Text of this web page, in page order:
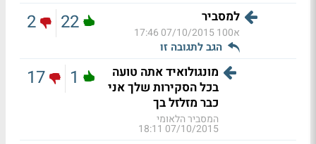
למסביר
א100 07/10/2015 17:46
הגב לתגובה זו
22
2
מונגולואיד אתה טועה
בכל הסקירות שלך אני
כבר מזלזל בך
המסביר הלאומי
07/10/2015 18:11
1
17